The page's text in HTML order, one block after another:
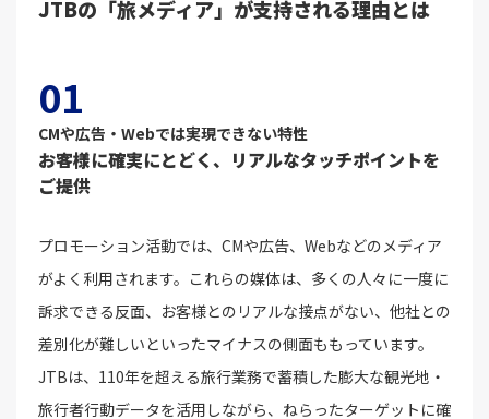
JTBの「旅メディア」が支持される理由とは
01
CMや広告・Webでは実現できない特性
お客様に確実にとどく、リアルなタッチポイントを
ご提供
プロモーション活動では、CMや広告、Webなどのメディア
がよく利用されます。これらの媒体は、多くの人々に一度に
訴求できる反面、お客様とのリアルな接点がない、他社との
差別化が難しいといったマイナスの側面ももっています。
JTBは、110年を超える旅行業務で蓄積した膨大な観光地・
旅行者行動データを活用しながら、ねらったターゲットに確